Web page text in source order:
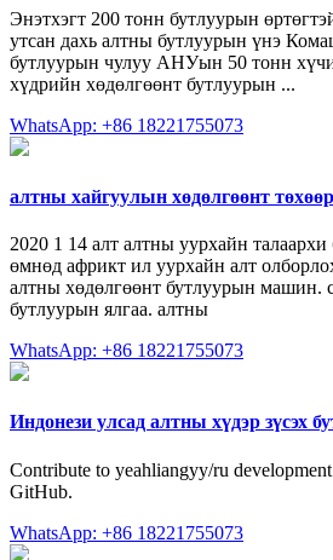
Энэтхэгт 200 тонн бутлуурын
утсан дахь алтны бутлуурын үнэ
бутлуурын чулуу АНУын 50 тонн
хүдрийн хөдөлгөөнт бутлуурын ...
WhatsApp: +86 18221755073
алтны хайгуулын хөдөлгөөнт
2020 1 14 алт алтны уурхайн
өмнөд африкт ил уурхайн алт
алтны хөдөлгөөнт бутлуурын машин.
бутлуурын ялгаа. алтны
WhatsApp: +86 18221755073
Индонези улсад алтны хүдэр зүсэх
Contribute to yeahliangyy/ru
GitHub.
WhatsApp: +86 18221755073